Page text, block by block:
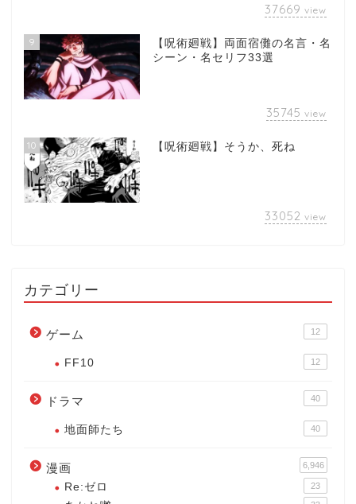
37669 view
9
【呪術廻戦】両面宿儺の名言・名
シーン・名セリフ33選
35745 view
10 【呪術廻戦】そうか、死ね
33052 view
カテゴリー
ゲーム 12
FF10 12
ドラマ 40
地面師たち 40
漫画 6,946
Re:ゼロ 23